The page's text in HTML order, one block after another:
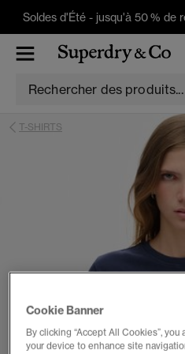
Soldes d'Été -jusqu'à 50 % de
T-SHIRTS
Cookie Banner
By clicking “Accept All Cookies”,
your device to enhance site